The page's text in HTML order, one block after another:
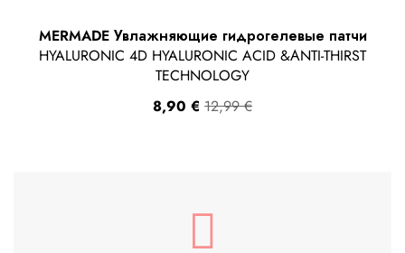
MERMADE Увлажняющие гидрогелевые патчи
HYALURONIC 4D HYALURONIC ACID &АNTI-THIRST
TECHNOLOGY
12,99€
8,90 €